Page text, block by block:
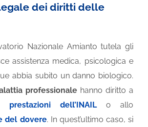
dei diritti delle
Nazionale Amianto tutela gli
assistenza medica, psicologica e
abbia subito un danno biologico.
professionale hanno diritto a
prestazioni dell’INAILo allo
del dovere. In quest’ultimo caso, si